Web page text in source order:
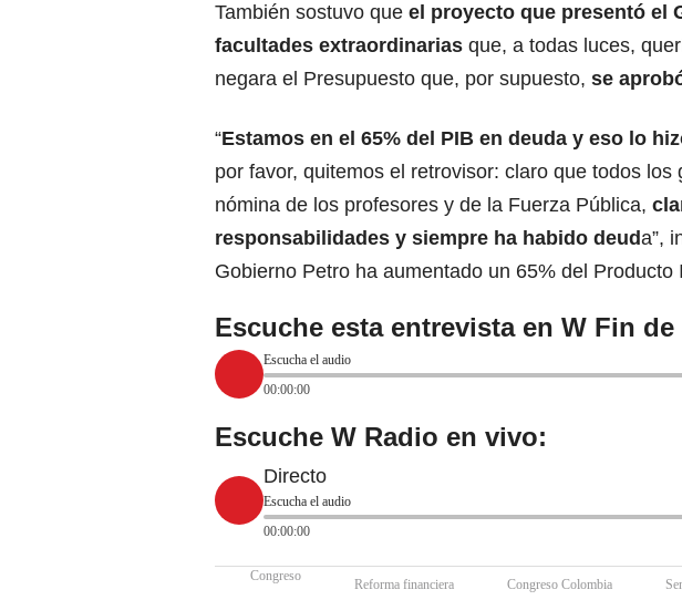
También sostuvo que el proyecto que presentó el
facultades extraordinarias que, a todas luces,
negara el Presupuesto que, por supuesto, se
“Estamos en el 65% del PIB en deuda y eso lo
por favor, quitemos el retrovisor: claro que todos
nómina de los profesores y de la Fuerza Pública,
responsabilidades y siempre ha habido deuda”,
Gobierno Petro ha aumentado un 65% del Producto
Escuche esta entrevista en W Fin de
Escucha el audio
00:00:00
Escuche W Radio en vivo:
Directo
Escucha el audio
00:00:00
Congreso
Reforma financiera Congreso Colombia